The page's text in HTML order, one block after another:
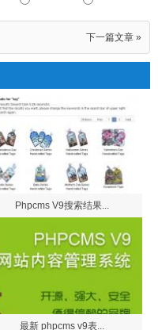
下一篇文章 »
Phpcms V9搜索结果...
最新 phpcms v9表...